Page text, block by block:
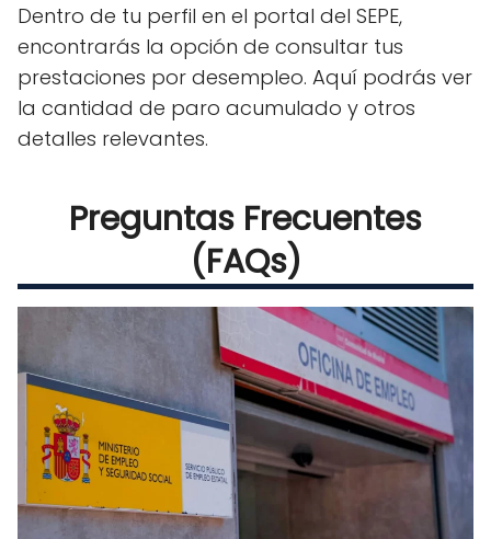
Dentro de tu perfil en el portal del SEPE,
encontrarás la opción de consultar tus
prestaciones por desempleo. Aquí podrás ver
la cantidad de paro acumulado y otros
detalles relevantes.
Preguntas Frecuentes
(FAQs)